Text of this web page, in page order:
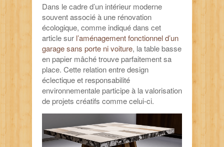
Dans le cadre d’un intérieur moderne
souvent associé à une rénovation
écologique, comme indiqué dans cet
article sur l’aménagement fonctionnel d’un
garage sans porte ni voiture, la table basse
en papier mâché trouve parfaitement sa
place. Cette relation entre design
éclectique et responsabilité
environnementale participe à la valorisation
de projets créatifs comme celui-ci.